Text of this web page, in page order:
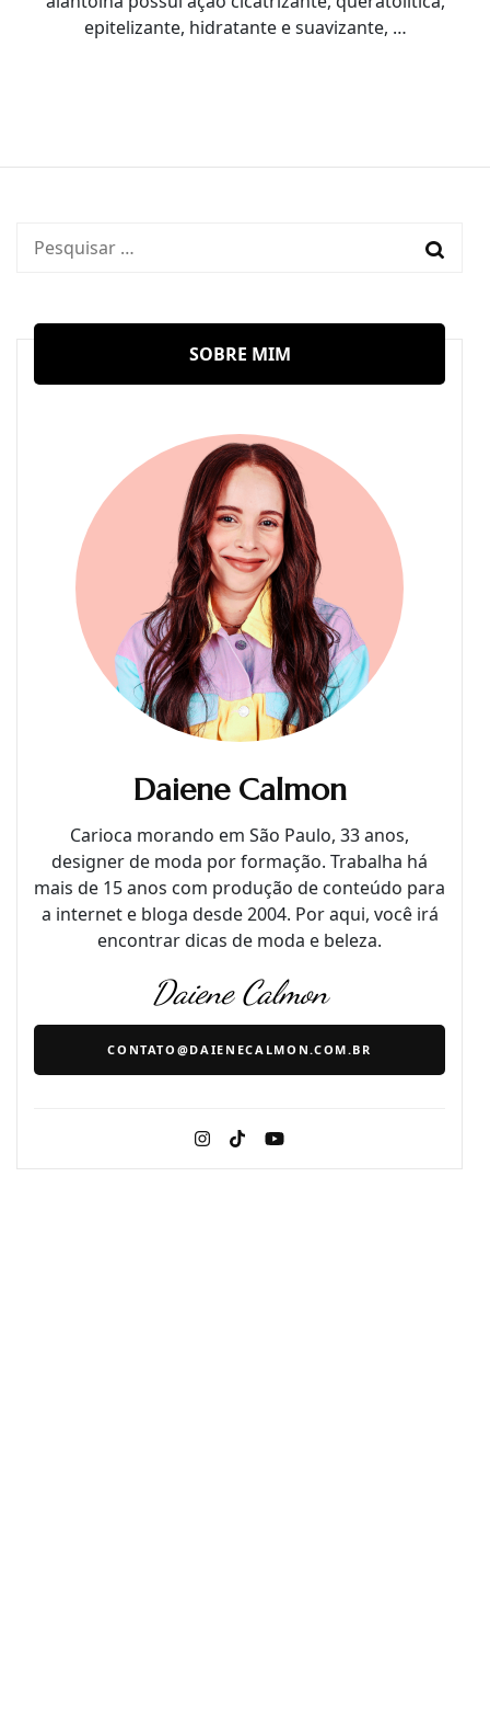
epitelizante, hidratante e suavizante, …
Pesquisar
SOBRE MIM
Daiene Calmon
Carioca morando em São Paulo, 33 anos,
designer de moda por formação. Trabalha há
mais de 15 anos com produção de conteúdo para
a internet e bloga desde 2004. Por aqui, você irá
encontrar dicas de moda e beleza.
Daiene Calmon
CONTATO@DAIENECALMON.COM.BR